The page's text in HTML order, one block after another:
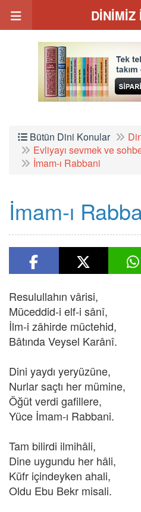
DİNİMİZ
Bütün Dini Konular
Evliyayı sevmek ve
İmam-ı Rabbani
İmam-ı
Resulullahın vârisi,
Müceddid-i elf-i sânî,
İlm-i zâhirde müctehid,
Bâtında Veysel Karânî.
Dini yaydı yeryüzüne,
Nurlar saçtı her mümine,
Öğüt verdi gafillere,
Yüce İmam-ı Rabbani.
Tam bilirdi ilmihâli,
Dine uygundu her hâli,
Küfr içindeyken ahali,
Oldu Ebu Bekr misali.